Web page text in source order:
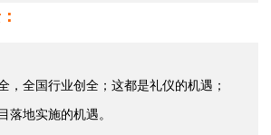
，全国行业创全；这都是礼仪的机遇；
落地实施的机遇。